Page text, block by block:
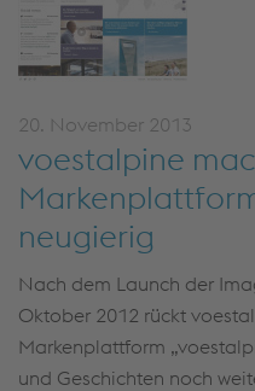
20. November 2013
voestalpine
neugierig
Nach dem Launch der
Oktober 2012 rückt
Markenplattform
und Geschichten noch